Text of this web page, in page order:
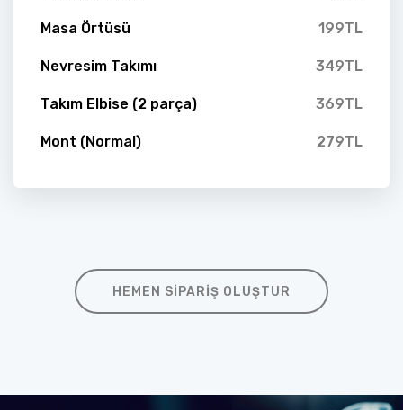
Masa Örtüsü 199TL
Nevresim Takımı 349TL
Takım Elbise (2 parça) 369TL
Mont (Normal) 279TL
HEMEN SIPARIŞ OLUŞTUR